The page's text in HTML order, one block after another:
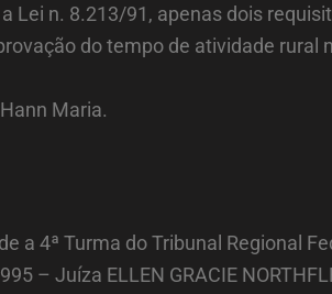
Lei n. 8.213/91, apenas dois
do tempo de atividade
Maria.
4ª Turma do Tribunal Regional
– Juíza ELLEN GRACIE